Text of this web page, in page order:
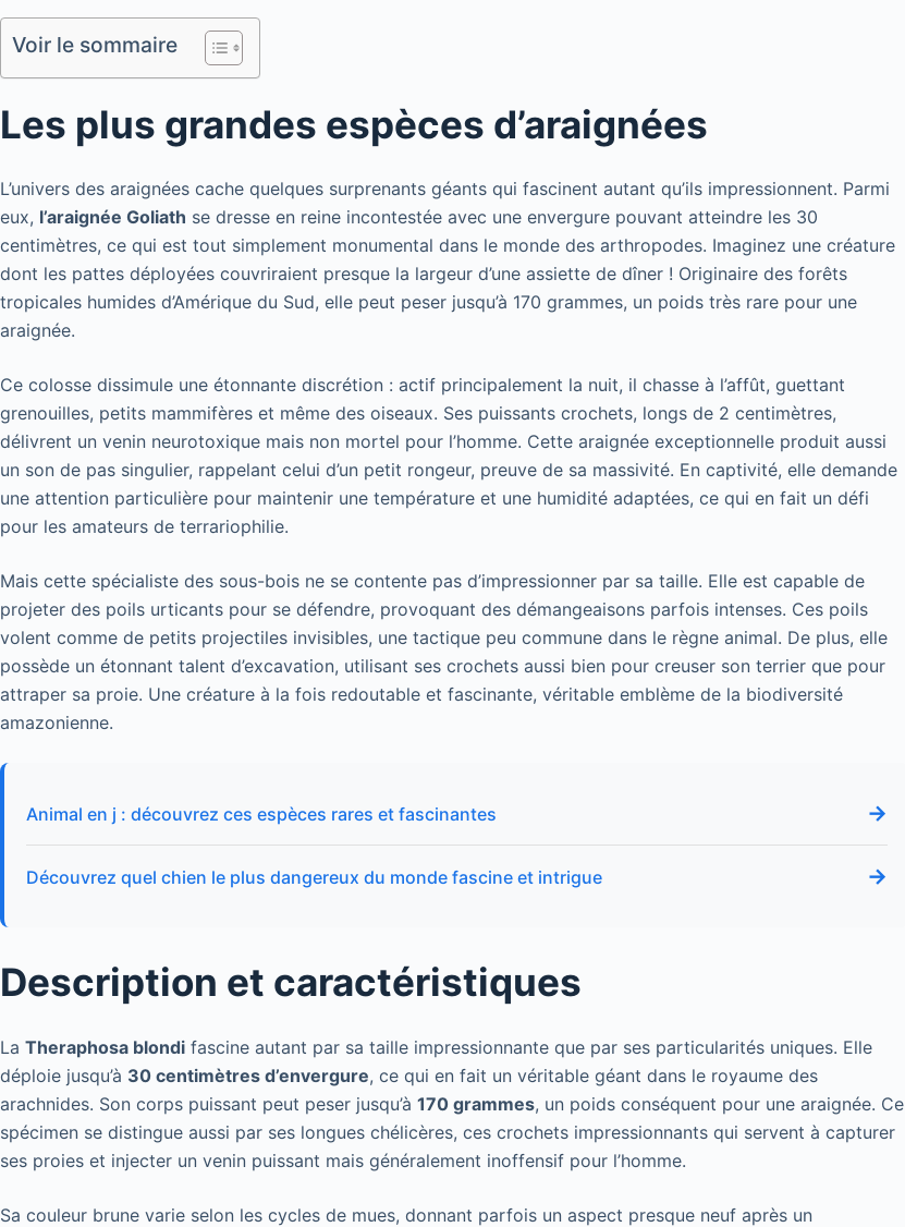
Voir le sommaire
Les plus grandes espèces d’araignées
L’univers des araignées cache quelques surprenants géants qui fascinent autant qu’ils impressionnent. Parmi
eux, l’araignée Goliath se dresse en reine incontestée avec une envergure pouvant atteindre les 30
centimètres, ce qui est tout simplement monumental dans le monde des arthropodes. Imaginez une créature
dont les pattes déployées couvriraient presque la largeur d’une assiette de dîner ! Originaire des forêts
tropicales humides d’Amérique du Sud, elle peut peser jusqu’à 170 grammes, un poids très rare pour une
araignée.
Ce colosse dissimule une étonnante discrétion : actif principalement la nuit, il chasse à l’affût, guettant
grenouilles, petits mammifères et même des oiseaux. Ses puissants crochets, longs de 2 centimètres,
délivrent un venin neurotoxique mais non mortel pour l’homme. Cette araignée exceptionnelle produit aussi
un son de pas singulier, rappelant celui d’un petit rongeur, preuve de sa massivité. En captivité, elle demande
une attention particulière pour maintenir une température et une humidité adaptées, ce qui en fait un défi
pour les amateurs de terrariophilie.
Mais cette spécialiste des sous-bois ne se contente pas d’impressionner par sa taille. Elle est capable de
projeter des poils urticants pour se défendre, provoquant des démangeaisons parfois intenses. Ces poils
volent comme de petits projectiles invisibles, une tactique peu commune dans le règne animal. De plus, elle
possède un étonnant talent d’excavation, utilisant ses crochets aussi bien pour creuser son terrier que pour
attraper sa proie. Une créature à la fois redoutable et fascinante, véritable emblème de la biodiversité
amazonienne.
Animal en j : découvrez ces espèces rares et fascinantes →
Découvrez quel chien le plus dangereux du monde fascine et intrigue →
Description et caractéristiques
La Theraphosa blondi fascine autant par sa taille impressionnante que par ses particularités uniques. Elle
déploie jusqu’à 30 centimètres d’envergure, ce qui en fait un véritable géant dans le royaume des
arachnides. Son corps puissant peut peser jusqu’à 170 grammes, un poids conséquent pour une araignée. Ce
spécimen se distingue aussi par ses longues chélicères, ces crochets impressionnants qui servent à capturer
ses proies et injecter un venin puissant mais généralement inoffensif pour l’homme.
Sa couleur brune varie selon les cycles de mues, donnant parfois un aspect presque neuf après un